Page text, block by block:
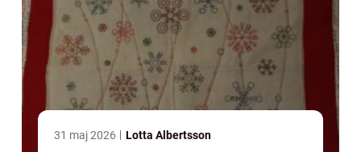
31 maj 2026 Lotta Albertsson